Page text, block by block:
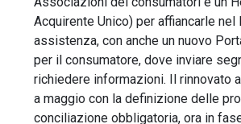
Acquirente Unico) per affiancarle nel
assistenza, con anche un nuovo
per il consumatore, dove inviare
richiedere informazioni. Il rinnovato
a maggio con la definizione delle
conciliazione obbligatoria, ora in